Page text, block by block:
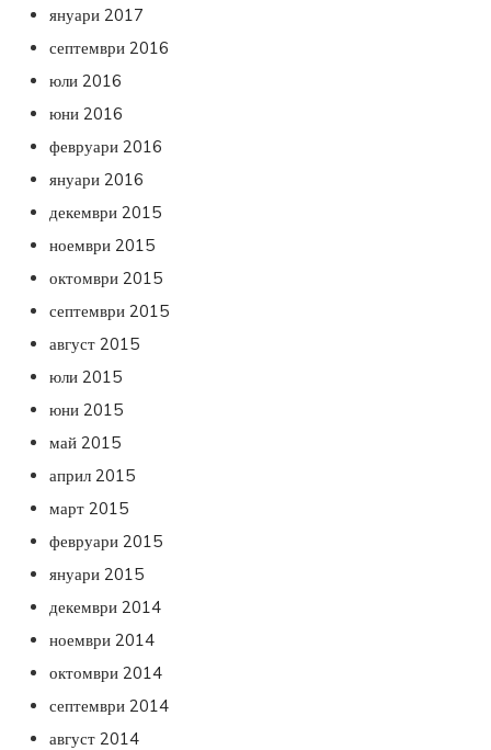
януари 2017
септември 2016
юли 2016
юни 2016
февруари 2016
януари 2016
декември 2015
ноември 2015
октомври 2015
септември 2015
август 2015
юли 2015
юни 2015
май 2015
април 2015
март 2015
февруари 2015
януари 2015
декември 2014
ноември 2014
октомври 2014
септември 2014
август 2014